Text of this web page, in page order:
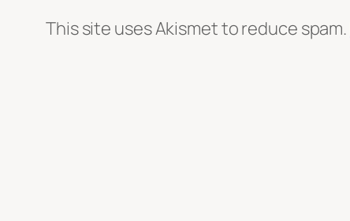
This site uses Akismet to reduce spam.